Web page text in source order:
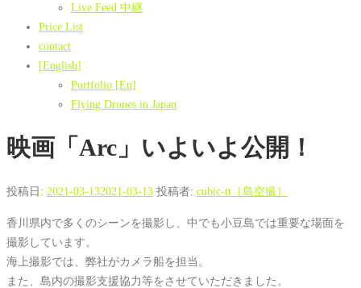
Live Feed 中継
Price List
contact
[English]
Portfolio [En]
Flying Drones in Japan
映画「Arc」いよいよ公開！
投稿日: 2021-03-132021-03-13 投稿者: cubic-tt［島空撮］
香川県内で多くのシーンを撮影し、中でも小豆島では重要な場面を
撮影しています。
海上撮影では、弊社がカメラ船を担当。
また、島内の撮影支援協力等をさせていただきました。